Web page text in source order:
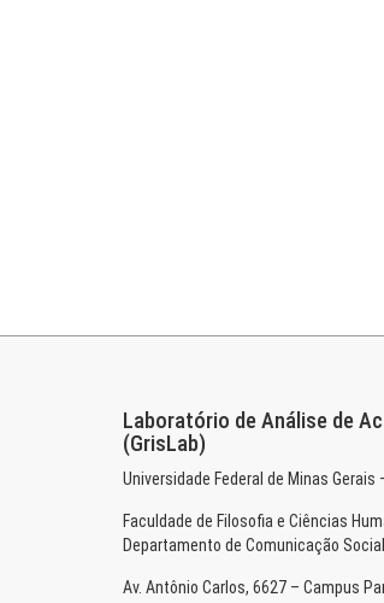
Laboratório de Análise de
(GrisLab)
Universidade Federal de Minas Gerais
Faculdade de Filosofia e Ciências
Departamento de Comunicação Social
Av. Antônio Carlos, 6627 – Campus